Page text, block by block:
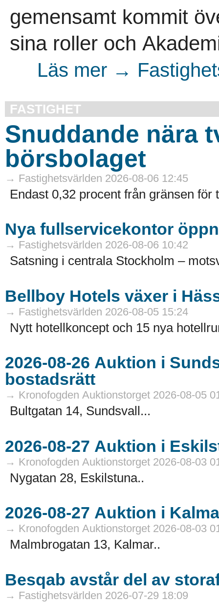
gemensamt kommit
sina roller och
Läs mer →
FASTIGHET
Snuddande nära
börsbolaget
→ Fastighetsvärlden 2026-08-06 12:45
Endast 0,32 procent från gränsen för
Nya fullservicekontor
→ Fastighetsvärlden 2026-08-06 10:42
Satsning i centrala Stockholm –
Bellboy Hotels växer i
→ Fastighetsvärlden 2026-08-05 15:24
Nytt hotellkoncept och 15 nya
2026-08-26 Auktion i Sundsvall - Fastigheter och
bostadsrätt
→ Kronofogden Auktionstorget 2026-08-05
Bultgatan 14, Sundsvall...
→ Kronofogden Auktionstorget 2026-08-03
Nygatan 28, Eskilstuna..
→ Kronofogden Auktionstorget 2026-08-03
Malmbrogatan 13, Kalmar..
Besqab avstår del av
→ Fastighetsvärlden 2026-07-29 18:09